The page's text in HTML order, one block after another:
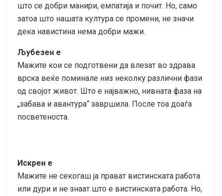
што се добри манири, емпатија и почит. Но, само
затоа што нашата култура се промени, не значи
дека навистина нема добри мажи.
Љубезен е
Мажите кои се подготвени да влезат во здрава
врска веќе поминале низ неколку различни фази
од својот живот. Што е најважно, нивната фаза на
„забава и авантура“ завршила. После тоа доаѓа
посветеноста.
Искрен е
Мажите не секогаш ја прават вистинската работа
или дури и не знаат што е вистинската работа. Но,